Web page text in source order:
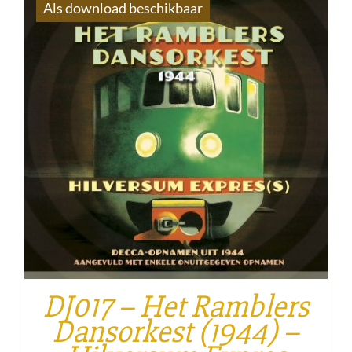
Als download beschikbaar
DJ017 – Het Ramblers
Dansorkest (1944) –